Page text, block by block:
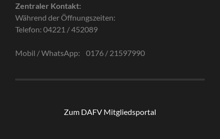
Zentraler Kontakt:
Während der Öffnungszeiten:
Telefon: 04221 / 452089
Mobil / WhatsApp: 0176 / 21597990
Zum DAFV Mitgliedsportal